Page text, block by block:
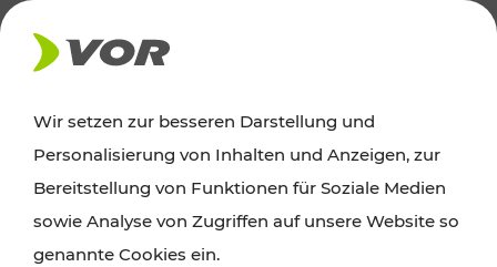
AKTUELLES
News
Alle wichtigen Meldungen zu Fahrplanänderungen,
Wir setzen zur besseren Darstellung und
Personalisierung von Inhalten und Anzeigen, zur
Bereitstellung von Funktionen für Soziale Medien
sowie Analyse von Zugriffen auf unsere Website so
genannte Cookies ein.